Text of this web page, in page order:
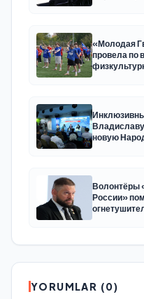
«Молодая
провела по
новую
Волонтёры
России»
YORUMLAR (0)